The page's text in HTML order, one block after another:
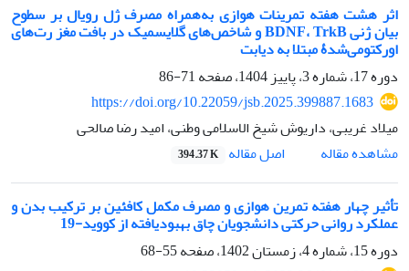
اثر هشت هفته تمرینات هوازی به‌همراه مصرف ژل رویال بر سطوح
بیان ژنی BDNF، TrkB و شاخص‌های گلایسمیک در بافت مغز رت‌های
اورکتومی‌شدۀ مبتلا به دیابت
دوره 17، شماره 3، پاییز 1404، صفحه
71-86
https://doi.org/10.22059/jsb.2025.399887.1683
میلاد غریبی، داریوش شیخ الاسلامی وطنی، امید رضا صالحی
مشاهده مقاله
اصل مقاله 394.37 K
تأثیر چهار هفته تمرین هوازی و مصرف مکمل کافئین بر ترکیب بدن و
عملکرد روانی حرکتی دانشجویان چاق بهبودیافته از کووید-19
دوره 15، شماره 4، زمستان 1402، صفحه
55-68